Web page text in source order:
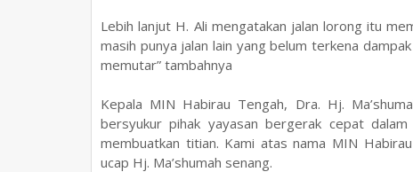
Lebih lanjut H. Ali mengatakan jalan lorong itu
masih punya jalan lain yang belum terkena
memutar” tambahnya
Kepala MIN Habirau Tengah, Dra. Hj.
bersyukur pihak yayasan bergerak cepat dalam
membuatkan titian. Kami atas nama MIN
ucap Hj. Ma’shumah senang.